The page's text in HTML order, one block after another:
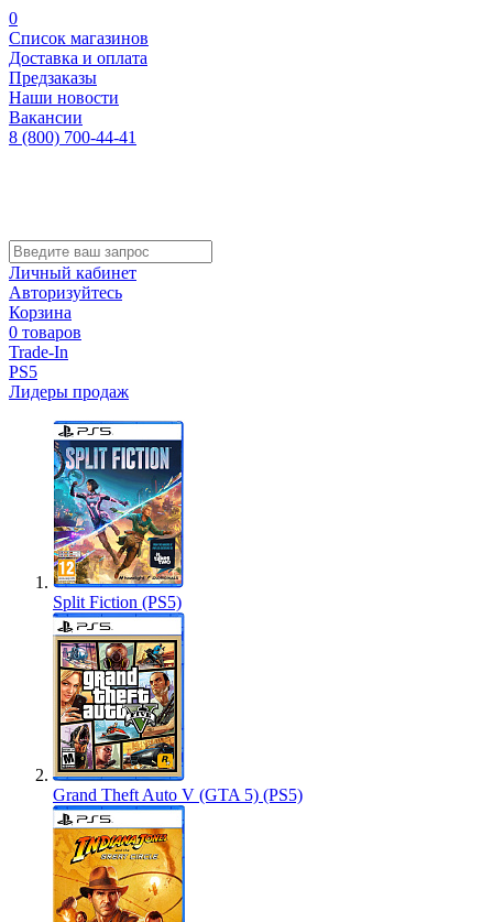
0
Список магазинов
Доставка и оплата
Предзаказы
Наши новости
Вакансии
8 (800) 700-44-41
Личный кабинет
Авторизуйтесь
Корзина
0 товаров
Trade-In
PS5
Лидеры продаж
Split Fiction (PS5)
Grand Theft Auto V (GTA 5) (PS5)